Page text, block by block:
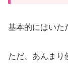
基本的にはいた
ただ、あんまり